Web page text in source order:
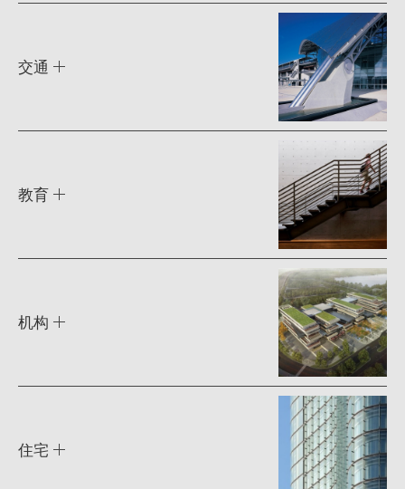
交通
教育
机构
住宅